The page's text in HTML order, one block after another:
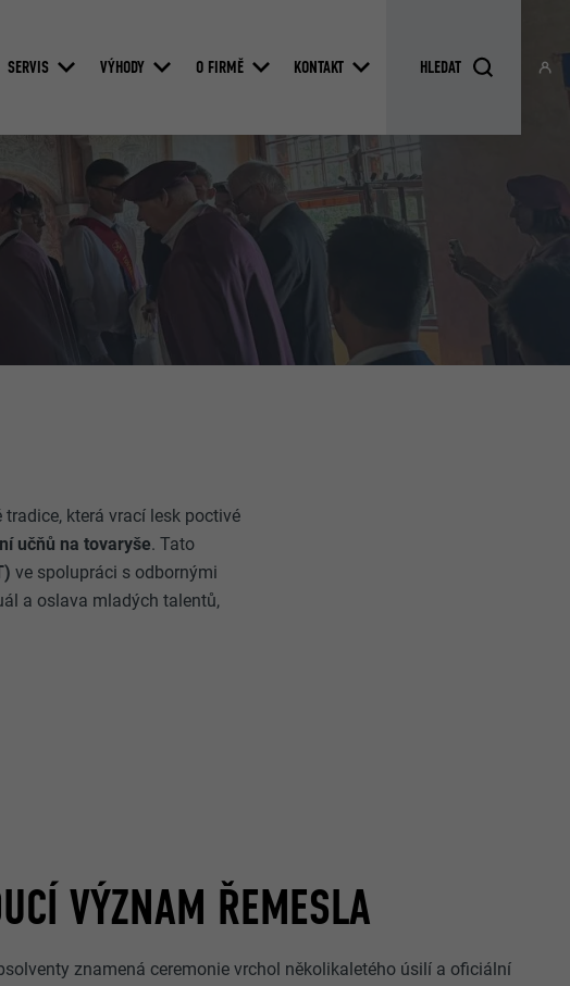
SERVIS VÝHODY O FIRMĚ KONTAKT
která vrací lesk poctivé
učňů na tovaryše. Tato
ve spolupráci s odbornými
a oslava mladých talentů,
VÝZNAM ŘEMESLA
znamená ceremonie vrchol několikaletého úsilí a oficiální